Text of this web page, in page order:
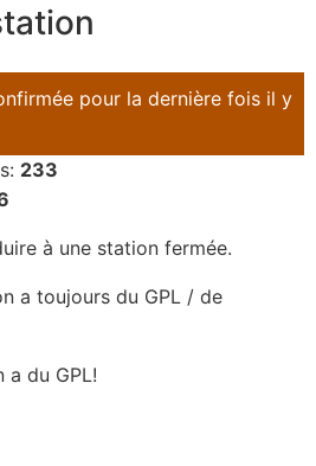
pour la dernière fois il y
233
à une station fermée.
a toujours du GPL / de
du GPL!